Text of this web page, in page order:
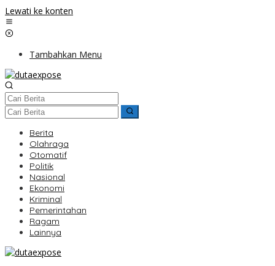
Lewati ke konten
Tambahkan Menu
Berita
Olahraga
Otomatif
Politik
Nasional
Ekonomi
Kriminal
Pemerintahan
Ragam
Lainnya